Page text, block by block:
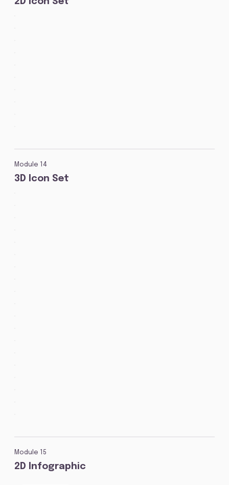
Module 14
3D Icon Set
Module 15
2D Infographic